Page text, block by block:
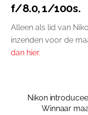
f/8.0, 1/100s.
Alleen als lid van
inzenden voor de
dan hier.
Nikon
Winnaar